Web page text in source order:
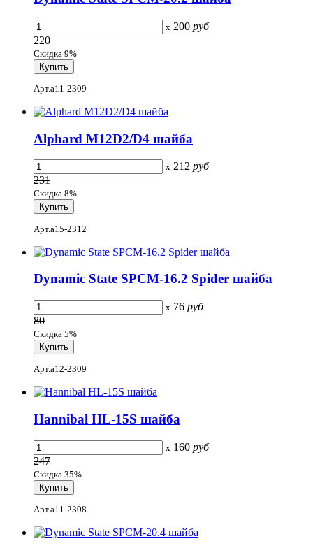
x 200 руб
220
Скидка 9%
Арт.a11-2309
Alphard M12D2/D4 шайба
x 212 руб
231
Скидка 8%
Арт.a15-2312
Dynamic State SPCM-16.2 Spider шайба
x 76 руб
80
Скидка 5%
Арт.a12-2309
Hannibal HL-15S шайба
x 160 руб
247
Скидка 35%
Арт.a11-2308